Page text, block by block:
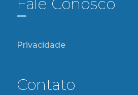
Fale Conosco
Privacidade
Contato